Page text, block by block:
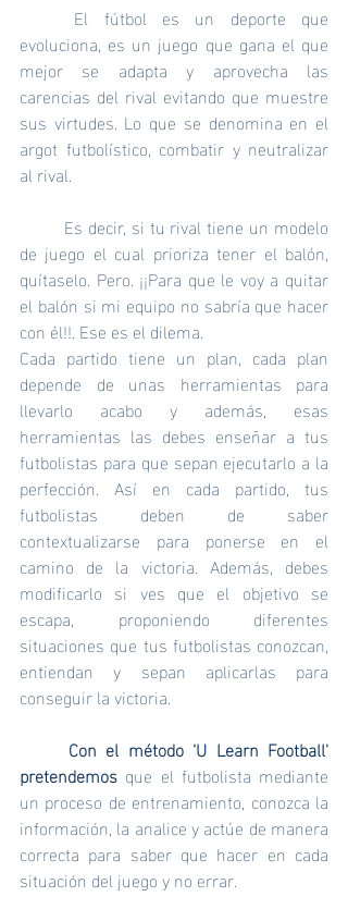
evoluciona, es un juego que gana el que
mejor se adapta y aprovecha las
carencias del rival evitando que muestre
sus virtudes. Lo que se denomina en el
argot futbolístico, combatir y neutralizar
al rival.
de juego el cual prioriza tener el balón,
quítaselo. Pero. ¡¡Para que le voy a quitar
el balón si mi equipo no sabría que hacer
con él!!. Ese es el dilema.
Cada partido tiene un plan, cada plan
depende de unas herramientas para
llevarlo acabo y además, esas
herramientas las debes enseñar a tus
futbolistas para que sepan ejecutarlo a la
perfección. Así en cada partido, tus
futbolistas deben de saber
contextualizarse para ponerse en el
camino de la victoria. Además, debes
modificarlo si ves que el objetivo se
escapa, proponiendo diferentes
situaciones que tus futbolistas conozcan,
entiendan y sepan aplicarlas para
conseguir la victoria.
Con el método ‘U Learn Football'
pretendemos que el futbolista mediante
un proceso de entrenamiento, conozca la
información, la analice y actúe de manera
correcta para saber que hacer en cada
situación del juego y no errar.